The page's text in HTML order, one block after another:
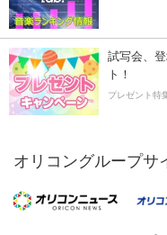
試写会、
ト！
プレゼント特
オリコングループサ